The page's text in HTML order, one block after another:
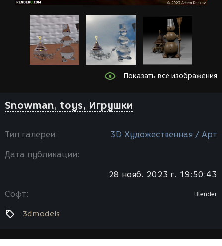
Показать все изображения
Snowman, toys, Игрушки
Тип галереи: 3D Художественная / Арт
Дата публикации:
28 нояб. 2023 г. 19:50:43
Софт: Blender
3dmodels